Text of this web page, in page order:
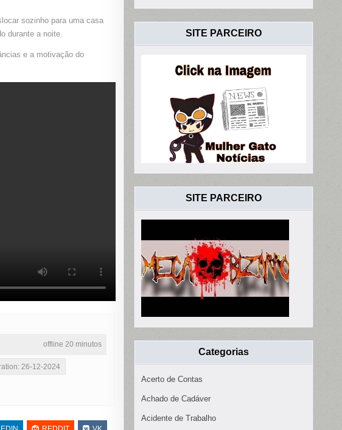
sozinho para uma casa
durante a noite.
e a motivação do
offline 20 minutos
26-12-2024
SITE PARCEIRO
SITE PARCEIRO
Categorias
Acerto de Contas
Achado de Cadáver
Acidente de Trabalho